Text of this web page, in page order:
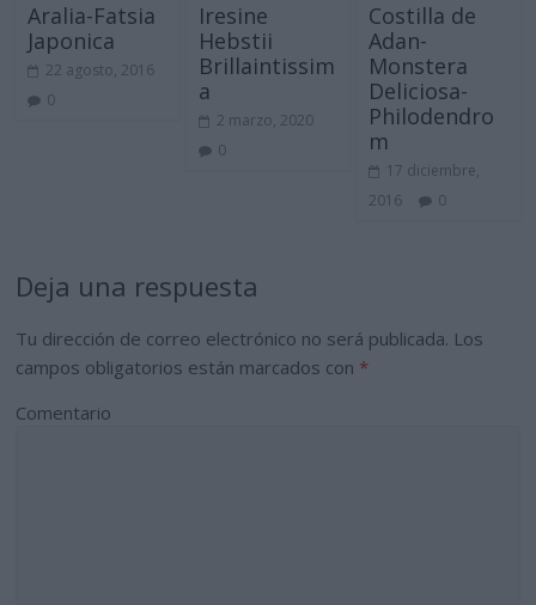
Aralia-Fatsia
Japonica
22 agosto, 2016
0
Iresine
Hebstii
Brillaintissim
a
2 marzo, 2020
0
Costilla de
Adan-
Monstera
Deliciosa-
Philodendro
m
17 diciembre,
2016
0
Deja una respuesta
Tu dirección de correo electrónico no será publicada. Los
campos obligatorios están marcados con *
Comentario